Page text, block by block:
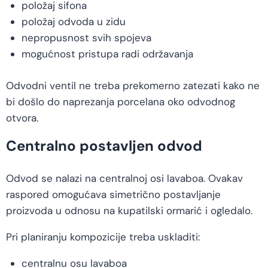
položaj sifona
položaj odvoda u zidu
nepropusnost svih spojeva
mogućnost pristupa radi održavanja
Odvodni ventil ne treba prekomerno zatezati kako ne
bi došlo do naprezanja porcelana oko odvodnog
otvora.
Centralno postavljen odvod
Odvod se nalazi na centralnoj osi lavaboa. Ovakav
raspored omogućava simetrično postavljanje
proizvoda u odnosu na kupatilski ormarić i ogledalo.
Pri planiranju kompozicije treba uskladiti:
centralnu osu lavaboa